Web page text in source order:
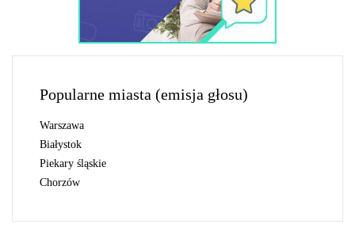
Popularne miasta (emisja głosu)
Warszawa
Białystok
Piekary śląskie
Chorzów